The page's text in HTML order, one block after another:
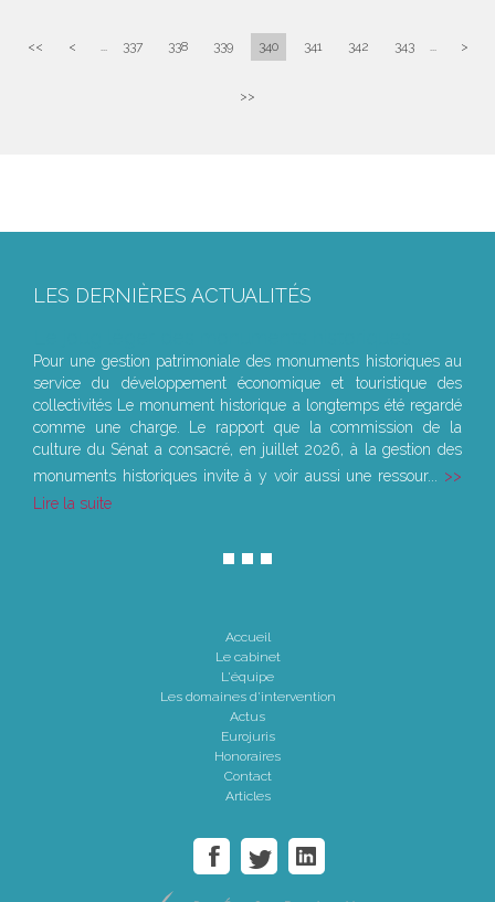
<< < ... 337 338 339 340 341 342 343 ... >
>>
LES DERNIÈRES ACTUALITÉS
Pour une gestion patrimoniale des monuments historiques au
service du développement économique et touristique des
collectivités Le monument historique a longtemps été regardé
comme une charge. Le rapport que la commission de la
culture du Sénat a consacré, en juillet 2026, à la gestion des
monuments historiques invite à y voir aussi une ressour...
Lire la suite
Accueil
Le cabinet
L'équipe
Les domaines d'intervention
Actus
Eurojuris
Honoraires
Contact
Articles